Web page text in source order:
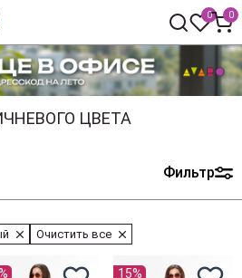
0 0
ЦВЕТА
Фильтр
Очистить все
15%